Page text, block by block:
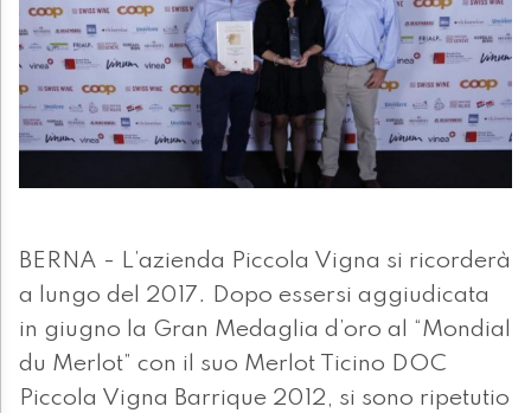
BERNA - L’azienda Piccola Vigna si ricorderà
a lungo del 2017. Dopo essersi aggiudicata
in giugno la Gran Medaglia d’oro al “Mondial
du Merlot” con il suo Merlot Ticino DOC
Piccola Vigna Barrique 2012, si sono ripetutio